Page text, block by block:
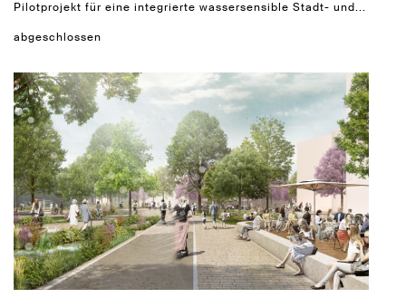
Pilotprojekt für eine integrierte wassersensible Stadt- und...
abgeschlossen